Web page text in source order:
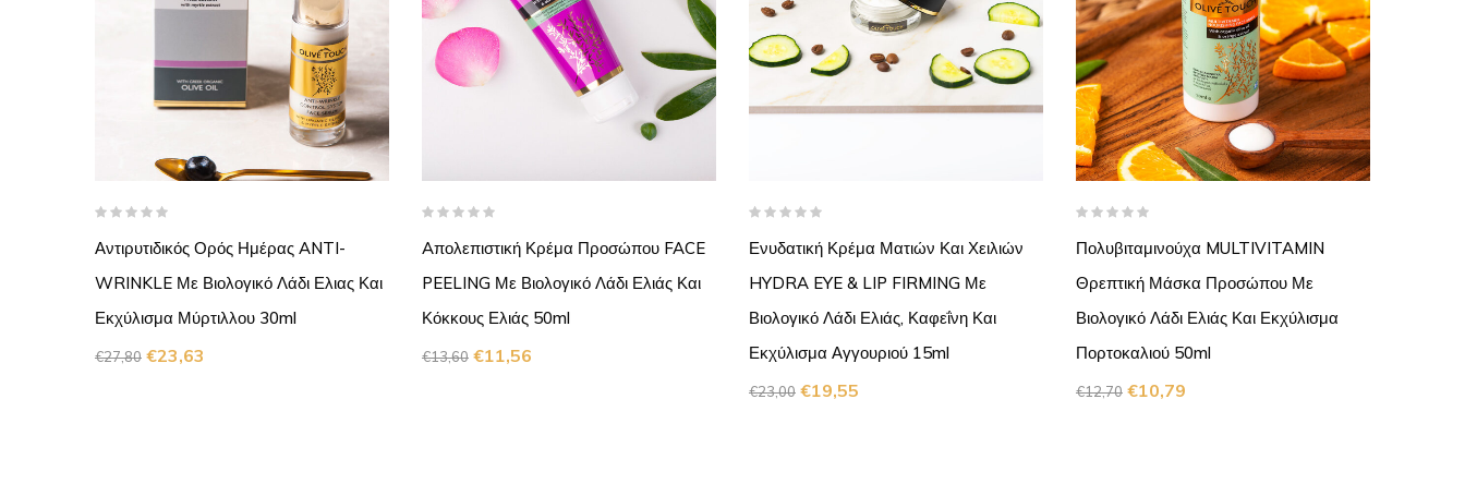
Αντιρυτιδικός Ορός Ημέρας ANTI-
WRINKLE Με Βιολογικό Λάδι Ελιας Και
Εκχύλισμα Μύρτιλλου 30ml
€27,80 €23,63
Aπολεπιστική Κρέμα Προσώπου FACE
PEELING Με Βιολογικό Λάδι Ελιάς Και
Κόκκους Ελιάς 50ml
€13,60 €11,56
Ενυδατική Κρέμα Ματιών Και Χειλιών
HYDRA EYE & LIP FIRMING Με
Βιολογικό Λάδι Ελιάς, Καφεΐνη Και
Εκχύλισμα Αγγουριού 15ml
€23,00 €19,55
Πολυβιταμινούχα MULTIVITAMIN
Θρεπτική Μάσκα Προσώπου Με
Βιολογικό Λάδι Ελιάς Και Εκχύλισμα
Πορτοκαλιού 50ml
€12,70 €10,79